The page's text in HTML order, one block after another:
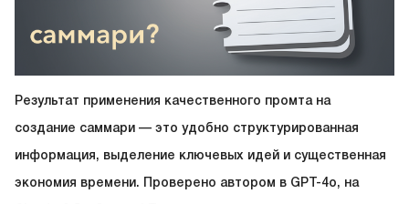
Результат применения качественного промта на
создание саммари — это удобно структурированная
информация, выделение ключевых идей и существенная
экономия времени. Проверено автором в GPT-4o, на